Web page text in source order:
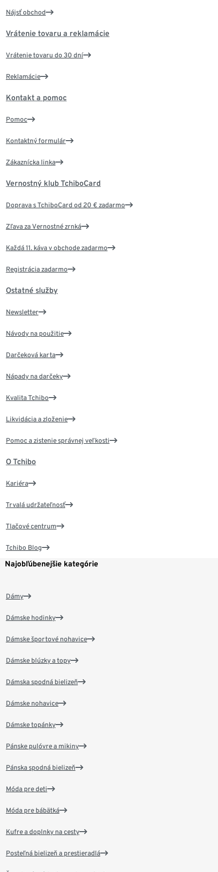
Nájsť obchod
Vrátenie tovaru a reklamácie
Vrátenie tovaru do 30 dní
Reklamácie
Kontakt a pomoc
Pomoc
Kontaktný formulár
Zákaznícka linka
Vernostný klub TchiboCard
Doprava s TchiboCard od 20 € zadarmo
Zľava za Vernostné zrnká
Každá 11. káva v obchode zadarmo
Registrácia zadarmo
Ostatné služby
Newsletter
Návody na použitie
Darčeková karta
Nápady na darčeky
Kvalita Tchibo
Likvidácia a zloženie
Pomoc a zistenie správnej veľkosti
O Tchibo
Kariéra
Trvalá udržateľnosť
Tlačové centrum
Tchibo Blog
Najobľúbenejšie kategórie
Dámy
Dámske hodinky
Dámske športové nohavice
Dámske blúzky a topy
Dámska spodná bielizeň
Dámske nohavice
Dámske topánky
Pánske pulóvre a mikiny
Pánska spodná bielizeň
Móda pre deti
Móda pre bábätká
Kufre a doplnky na cesty
Posteľná bielizeň a prestieradlá